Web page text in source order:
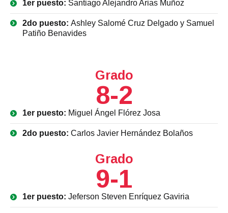
1er puesto: Santiago Alejandro Arias Muñoz
2do puesto: Ashley Salomé Cruz Delgado y Samuel
Patiño Benavides
Grado
8-2
1er puesto: Miguel Ángel Flórez Josa
2do puesto: Carlos Javier Hernández Bolaños
Grado
9-1
1er puesto: Jeferson Steven Enríquez Gaviria